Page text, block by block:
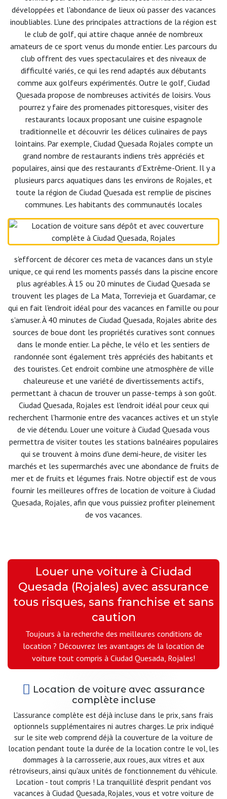
développées et l'abondance de lieux où passer des vacances
inoubliables. L'une des principales attractions de la région est
le club de golf, qui attire chaque année de nombreux
amateurs de ce sport venus du monde entier. Les parcours du
club offrent des vues spectaculaires et des niveaux de
difficulté variés, ce qui les rend adaptés aux débutants
comme aux golfeurs expérimentés. Outre le golf, Ciudad
Quesada propose de nombreuses activités de loisirs. Vous
pourrez y faire des promenades pittoresques, visiter des
restaurants locaux proposant une cuisine espagnole
traditionnelle et découvrir les délices culinaires de pays
lointains. Par exemple, Ciudad Quesada Rojales compte un
grand nombre de restaurants indiens très appréciés et
populaires, ainsi que des restaurants d'Extrême-Orient. Il y a
plusieurs parcs aquatiques dans les environs de Rojales, et
toute la région de Ciudad Quesada est remplie de piscines
communes. Les habitants des communautés locales
s'efforcent de décorer ces meta de vacances dans un style
unique, ce qui rend les moments passés dans la piscine encore
plus agréables. À 15 ou 20 minutes de Ciudad Quesada se
trouvent les plages de La Mata, Torrevieja et Guardamar, ce
qui en fait l'endroit idéal pour des vacances en famille ou pour
s'amuser. À 40 minutes de Ciudad Quesada, Rojales abrite des
sources de boue dont les propriétés curatives sont connues
dans le monde entier. La pêche, le vélo et les sentiers de
randonnée sont également très appréciés des habitants et
des touristes. Cet endroit combine une atmosphère de ville
chaleureuse et une variété de divertissements actifs,
permettant à chacun de trouver un passe-temps à son goût.
Ciudad Quesada, Rojales est l'endroit idéal pour ceux qui
recherchent l'harmonie entre des vacances actives et un style
de vie détendu. Louer une voiture à Ciudad Quesada vous
permettra de visiter toutes les stations balnéaires populaires
qui se trouvent à moins d'une demi-heure, de visiter les
marchés et les supermarchés avec une abondance de fruits de
mer et de fruits et légumes frais. Notre objectif est de vous
fournir les meilleures offres de location de voiture à Ciudad
Quesada, Rojales, afin que vous puissiez profiter pleinement
de vos vacances.
Louer une voiture à Ciudad
Quesada (Rojales) avec assurance
tous risques, sans franchise et sans
caution
Toujours à la recherche des meilleures conditions de
location ? Découvrez les avantages de la location de
voiture tout compris à Ciudad Quesada, Rojales!
Location de voiture avec assurance
complète incluse
L'assurance complète est déjà incluse dans le prix, sans frais
optionnels supplémentaires ni autres charges. Le prix indiqué
sur le site web comprend déjà la couverture de la voiture de
location pendant toute la durée de la location contre le vol, les
dommages à la carrosserie, aux roues, aux vitres et aux
rétroviseurs, ainsi qu'aux unités de fonctionnement du véhicule.
Location - tout compris ! La tranquillité d'esprit pendant vos
vacances à Ciudad Quesada, Rojales, vous et votre voiture de